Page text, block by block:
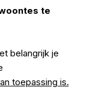
te
belangrijk je
toepassing is.